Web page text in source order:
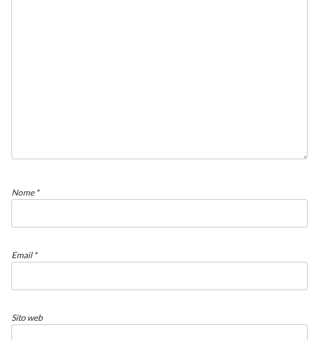
Nome *
Email*
Sito web